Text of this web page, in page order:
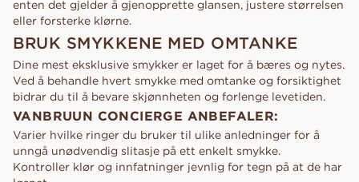
enten det gjelder å gjenopprette glansen, justere størrelsen
eller forsterke klørne.
BRUK SMYKKENE MED OMTANKE
Dine mest eksklusive smykker er laget for å bæres og nytes.
Ved å behandle hvert smykke med omtanke og forsiktighet
bidrar du til å bevare skjønnheten og forlenge levetiden.
VANBRUUN CONCIERGE ANBEFALER:
Varier hvilke ringer du bruker til ulike anledninger for å
unngå unødvendig slitasje på ett enkelt smykke.
Kontroller klør og innfatninger jevnlig for tegn på at de har